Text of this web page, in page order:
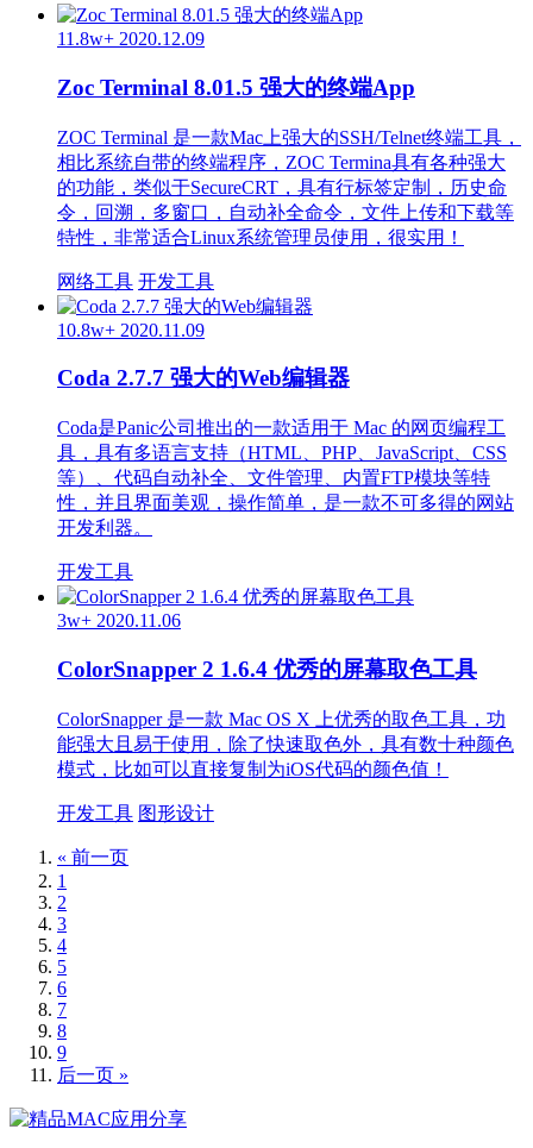
11.8w+ 2020.12.09
Zoc Terminal 8.01.5 强大的终端App
ZOC Terminal 是一款Mac上强大的SSH/Telnet终端工具，
相比系统自带的终端程序，ZOC Termina具有各种强大
的功能，类似于SecureCRT，具有行标签定制，历史命
令，回溯，多窗口，自动补全命令，文件上传和下载等
特性，非常适合Linux系统管理员使用，很实用！
网络工具 开发工具
10.8w+ 2020.11.09
Coda 2.7.7 强大的Web编辑器
Coda是Panic公司推出的一款适用于 Mac 的网页编程工
具，具有多语言支持（HTML、PHP、JavaScript、CSS
等）、代码自动补全、文件管理、内置FTP模块等特
性，并且界面美观，操作简单，是一款不可多得的网站
开发利器。
开发工具
3w+ 2020.11.06
ColorSnapper 2 1.6.4 优秀的屏幕取色工具
ColorSnapper 是一款 Mac OS X 上优秀的取色工具，功
能强大且易于使用，除了快速取色外，具有数十种颜色
模式，比如可以直接复制为iOS代码的颜色值！
开发工具 图形设计
« 前一页
1
2
3
4
5
6
7
8
9
后一页 »